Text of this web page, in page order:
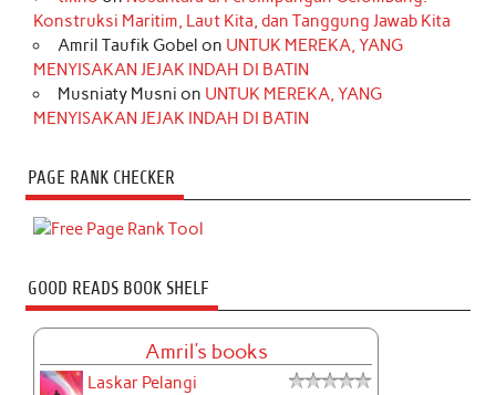
Konstruksi Maritim, Laut Kita, dan Tanggung Jawab Kita
Amril Taufik Gobel on UNTUK MEREKA, YANG
MENYISAKAN JEJAK INDAH DI BATIN
Musniaty Musni on UNTUK MEREKA, YANG
MENYISAKAN JEJAK INDAH DI BATIN
PAGE RANK CHECKER
GOOD READS BOOK SHELF
Amril's books
Laskar Pelangi